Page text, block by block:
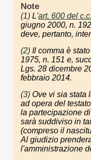
Note
(1) L'art. 600 del c.c.
giugno 2000, n.
deve, pertanto,
(2) Il comma è
1975, n. 151 e,
Lgs. 28 dicembre
febbraio 2014.
(3) Ove vi sia stata
ad opera del
la partecipazione
sarà suddiviso in
(compreso il
Al giudizio
l'amministrazione